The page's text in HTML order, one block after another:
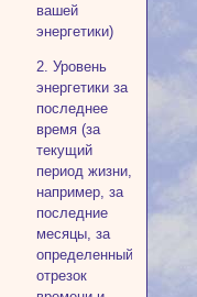
вашей
энергетики)
2. Уровень
энергетики за
последнее
время (за
текущий
период жизни,
например, за
последние
месяцы, за
определенный
отрезок